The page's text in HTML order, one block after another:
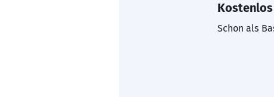
Schon als